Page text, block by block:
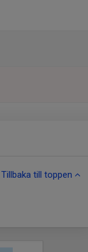
Tillbaka till toppen